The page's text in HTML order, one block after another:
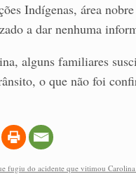
Indígenas, área
a dar nenhuma
alguns familiares
o que não foi
fugiu do acidente que vitimou